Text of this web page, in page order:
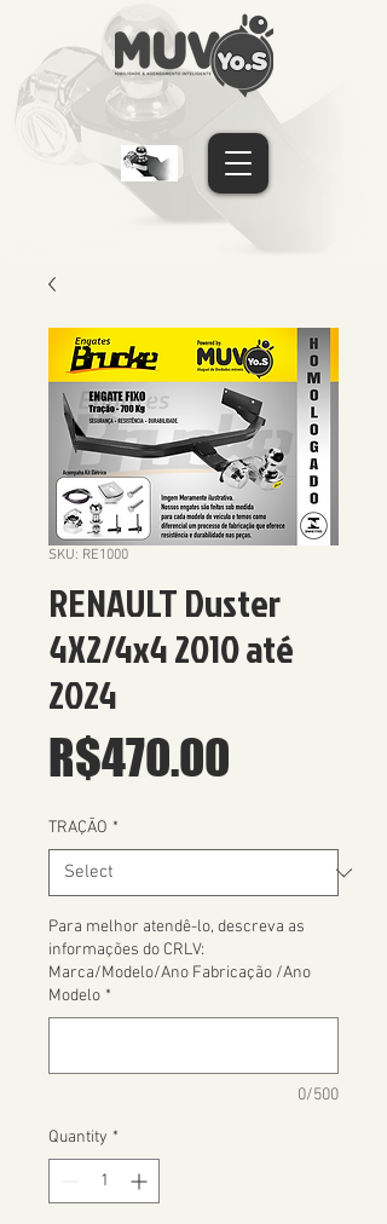
SKU: RE1000
RENAULT Duster
4X2/4x4 2010 até
2024
R$470.00
TRAÇÃO *
Para melhor atendê-lo, descreva as
informações do CRLV:
Marca/Modelo/Ano Fabricação /Ano
Modelo *
0/500
Quantity *